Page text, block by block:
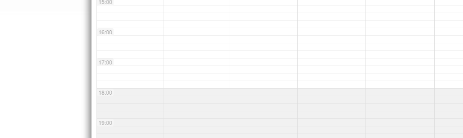
15:00
16:00
17:00
18:00
19:00